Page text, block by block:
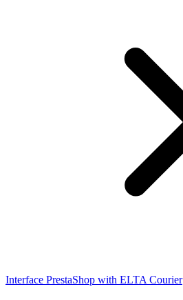
Interface PrestaShop with ELTA Courier